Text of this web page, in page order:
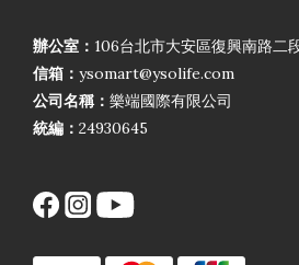
辦公室： 106台北市大安區復興南路二
信箱： ysomart@ysolife.com
公司名稱： 樂端國際有限公司
統編： 24930645